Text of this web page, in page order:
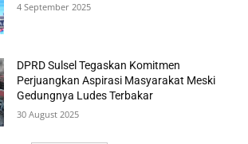
4 September 2025
DPRD Sulsel Tegaskan Komitmen
Perjuangkan Aspirasi Masyarakat Meski
Gedungnya Ludes Terbakar
30 August 2025